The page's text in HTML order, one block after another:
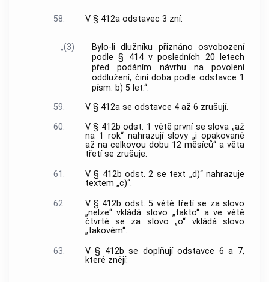
58. V § 412a odstavec 3 zní:
„(3)
Bylo-li dlužníku přiznáno osvobození
podle § 414 v posledních 20 letech
před podáním návrhu na povolení
oddlužení, činí doba podle odstavce 1
písm. b) 5 let.“.
59.
V § 412a se odstavce 4 až 6 zrušují.
60.
V § 412b odst. 1 větě první se slova „až
na 1 rok“ nahrazují slovy „i opakovaně
až na celkovou dobu 12 měsíců“ a věta
třetí se zrušuje.
61.
V § 412b odst. 2 se text „d)“ nahrazuje
textem „c)“.
62.
V § 412b odst. 5 větě třetí se za slovo
„nelze“ vkládá slovo „takto“ a ve větě
čtvrté se za slovo „o“ vkládá slovo
„takovém“.
63.
V § 412b se doplňují odstavce 6 a 7,
které znějí: